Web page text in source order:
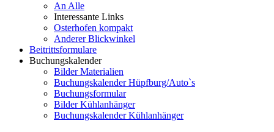
An Alle
Interessante Links
Osterhofen kompakt
Anderer Blickwinkel
Beitrittsformulare
Buchungskalender
Bilder Materialien
Buchungskalender Hüpfburg/Auto`s
Buchungsformular
Bilder Kühlanhänger
Buchungskalender Kühlanhänger